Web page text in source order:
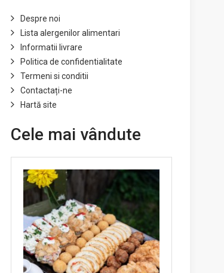
Despre noi
Lista alergenilor alimentari
Informatii livrare
Politica de confidentialitate
Termeni si conditii
Contactați-ne
Hartă site
Cele mai vândute